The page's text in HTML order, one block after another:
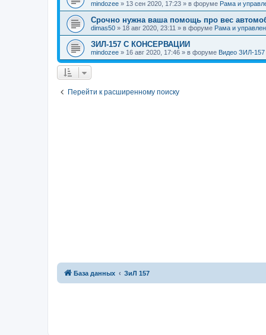
mindozee » 13 сен 2020, 17:23 » в форуме Рама и
Срочно нужна ваша помощь про вес
dimas50 » 18 авг 2020, 23:11 » в форуме Рама и
ЗИЛ-157 С КОНСЕРВАЦИИ
mindozee » 16 авг 2020, 17:46 » в форуме Видео ЗИЛ-157
Перейти к расширенному поиску
База данных ЗиЛ 157